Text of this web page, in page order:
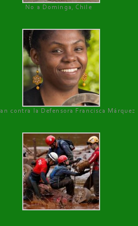
No a Dominga, Chile
contra la Defensora Francisca Márquez